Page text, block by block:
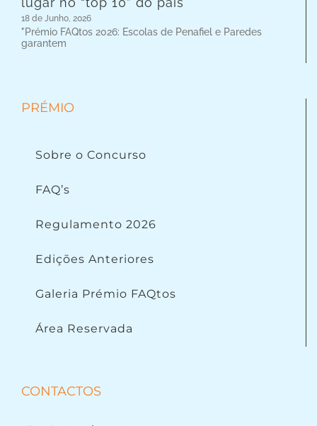
18 de Junho, 2026
"Prémio FAQtos 2026: Escolas de Penafiel e Paredes
garantem
PRÉMIO
Sobre o Concurso
FAQ’s
Regulamento 2026
Edições Anteriores
Galeria Prémio FAQtos
Área Reservada
CONTACTOS